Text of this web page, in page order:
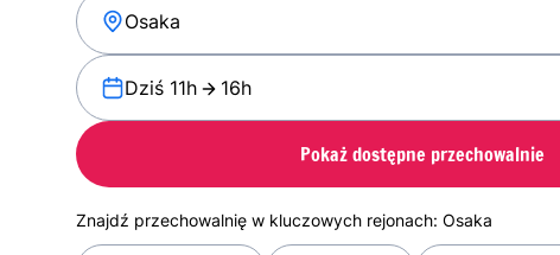
Dziś 11h 16h
Pokaż dostępne przechowalnie
Znajdź przechowalnię w kluczowych rejonach: Osaka